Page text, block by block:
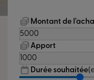
Montant de
Apport
Durée souhaitée